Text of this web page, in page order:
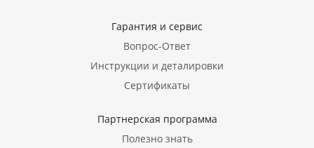
Гарантия и сервис
Вопрос-Ответ
Инструкции и деталировки
Сертификаты
Партнерская программа
Полезно знать